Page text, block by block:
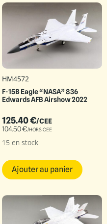
HM4572
F-15B Eagle “NASA” 836
Edwards AFB Airshow 2022
125.40€/CEE
104.50€/HORS CEE
15 en stock
Ajouter au panier